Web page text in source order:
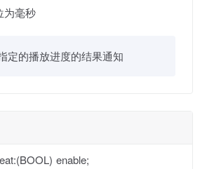
为毫秒
定的播放进度的结果通知
enable;